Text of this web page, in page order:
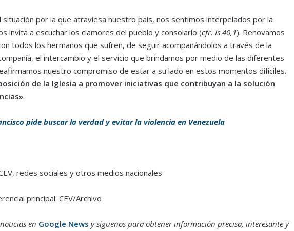
situación por la que atraviesa nuestro país, nos sentimos interpelados por la
invita a escuchar los clamores del pueblo y consolarlo (cfr. Is 40,1). Renovamos
todos los hermanos que sufren, de seguir acompañándolos a través de la
el intercambio y el servicio que brindamos por medio de las diferentes
nuestro compromiso de estar a su lado en estos momentos difíciles.
de la Iglesia a promover iniciativas que contribuyan a la solución
.
pide buscar la verdad y evitar la violencia en Venezuela
redes sociales y otros medios nacionales
principal: CEV/Archivo
en Google News y síguenos para obtener información precisa, interesante y